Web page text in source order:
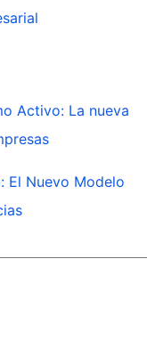
Activo: La nueva
El Nuevo Modelo